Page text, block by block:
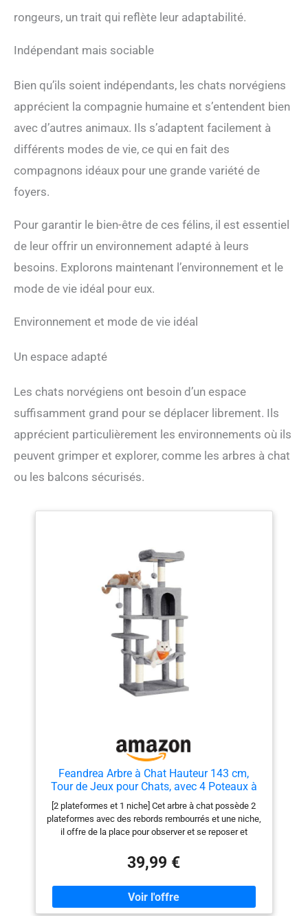
rongeurs, un trait qui reflète leur adaptabilité.
Indépendant mais sociable
Bien qu’ils soient indépendants, les chats norvégiens
apprécient la compagnie humaine et s’entendent bien
avec d’autres animaux. Ils s’adaptent facilement à
différents modes de vie, ce qui en fait des
compagnons idéaux pour une grande variété de
foyers.
Pour garantir le bien-être de ces félins, il est essentiel
de leur offrir un environnement adapté à leurs
besoins. Explorons maintenant l’environnement et le
mode de vie idéal pour eux.
Environnement et mode de vie idéal
Un espace adapté
Les chats norvégiens ont besoin d’un espace
suffisamment grand pour se déplacer librement. Ils
apprécient particulièrement les environnements où ils
peuvent grimper et explorer, comme les arbres à chat
ou les balcons sécurisés.
Feandrea Arbre à Chat Hauteur 143 cm,
Tour de Jeux pour Chats, avec 4 Poteaux à
Griffer, 2 Plateformes, 1 Niche, 1 Hamac, 2
Pompons, en Tissu Peluche, Multi-Niveaux,
Gris Clair PCT161W01
[2 plateformes et 1 niche] Cet arbre à chat possède 2
plateformes avec des rebords rembourrés et une niche,
il offre de la place pour observer et se reposer et
doux et confortable] Le hamac en tissu peluche
enveloppe confortablement votre minou et lui permet
de profiter de la chaleur et d’un moment de tranquillité.
Cet arbre confortable deviendra le lieu préféré de vos
chats [Facile à monter] Toutes les vis de cette tour de
39,99 €